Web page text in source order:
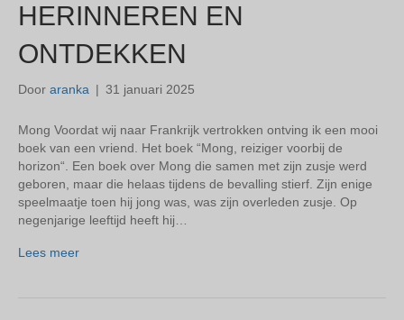
HERINNEREN EN
ONTDEKKEN
Door aranka | 31 januari 2025
Mong Voordat wij naar Frankrijk vertrokken ontving ik een mooi
boek van een vriend. Het boek “Mong, reiziger voorbij de
horizon“. Een boek over Mong die samen met zijn zusje werd
geboren, maar die helaas tijdens de bevalling stierf. Zijn enige
speelmaatje toen hij jong was, was zijn overleden zusje. Op
negenjarige leeftijd heeft hij…
Lees meer